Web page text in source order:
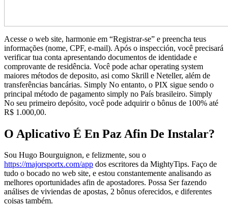
Acesse o web site, harmonie em “Registrar-se” e preencha teus
informações (nome, CPF, e-mail). Após o inspección, você precisará
verificar tua conta apresentando documentos de identidade e
comprovante de residência. Você pode achar operating system
maiores métodos de deposito, asi como Skrill e Neteller, além de
transferências bancárias. Simply No entanto, o PIX sigue sendo o
principal método de pagamento simply no País brasileiro. Simply
No seu primeiro depósito, você pode adquirir o bônus de 100% até
R$ 1.000,00.
O Aplicativo É En Paz Afin De Instalar?
Sou Hugo Bourguignon, e felizmente, sou o
https://majorsportx.com/app dos escritores da MightyTips. Faço de
tudo o bocado no web site, e estou constantemente analisando as
melhores oportunidades afin de apostadores. Possa Ser fazendo
análises de viviendas de apostas, 2 bônus oferecidos, e diferentes
coisas também.